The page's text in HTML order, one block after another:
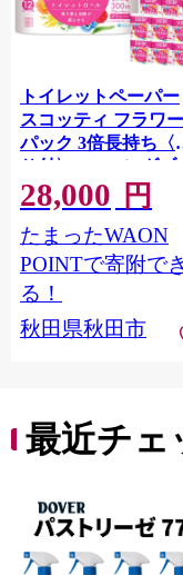
トイレットペーパー
スコッティ フラワー
パック 3倍長持ち〈
り付〉4ロール(ダブ
ル)×12パック 日用品
最短翌日発送 [スコッ
ティ フラワーパック
トイレットペーパー
日本製紙クレシア] 秋
田県秋田市
28,000 円
たまったWAON
POINTで寄附でき
る！
秋田県秋田市
最近チェ